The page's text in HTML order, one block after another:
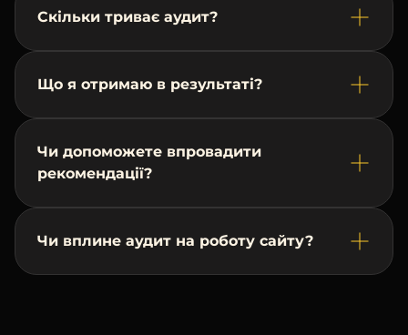
ключових змін
Індексація, редиректи/
канонікалізація, мета/
перелінковка, schema,
правок
07
Скільки триває аудит?
Що я отримаю в результаті?
Чи допоможете впровадити
рекомендації?
Чи вплине аудит на роботу сайту?